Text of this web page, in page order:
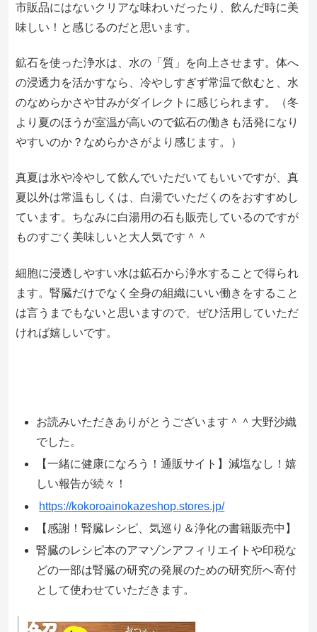
市販品にはないクリアな味わいだったり、飲んだ時に美
味しい！と感じるのだと思います。
鉱石を使った浄水は、水の「質」を向上させます。体へ
の浸透力を活かすなら、冷やしすぎず常温で飲むと、水
のなめらかさや甘みがダイレクトに感じられます。（冬
より夏のほうが室温が高いので鉱石の働きも活発になり
やすいのか？なめらかさがより感じます。）
真夏は氷や冷やして飲んでいただいてもいいですが、真
夏以外は常温もしくは、白湯でいただくのをおすすめし
ています。ちなみに白湯用の石も販売しているのですが
ものすごく美味しいと大人気です＾＾
細胞に浸透しやすい水は鉱石から浄水することで得られ
ます。腎臓だけでなく全身の組織にいい働きをすること
は言うまでもないと思いますので、ぜひ活用していただ
ければ嬉しいです。
お読みいただきありがとうございます＾＾大野沙織
でした。
【一緒に健康になろう！通販サイト】減塩なし！嬉
しい報告が続々！
https://kokoroainokazeshop.stores.jp/
【感謝！腎臓レシピ、気巡り＆浄化の書籍販売中】
腎臓のレシピ本のアマゾンアフィリエイトや印税な
どの一部は腎臓の研究の発展のための研究所へ寄付
として使わせていただきます。